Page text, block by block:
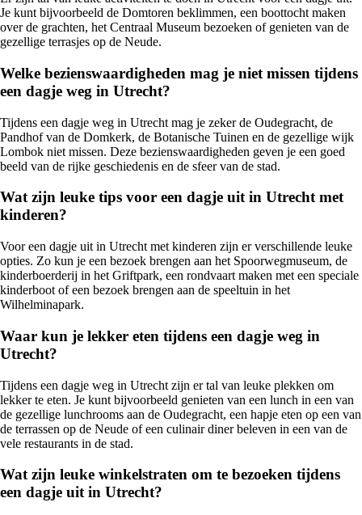
Je kunt bijvoorbeeld de Domtoren beklimmen, een boottocht maken
over de grachten, het Centraal Museum bezoeken of genieten van de
gezellige terrasjes op de Neude.
Welke bezienswaardigheden mag je niet missen tijdens
een dagje weg in Utrecht?
Tijdens een dagje weg in Utrecht mag je zeker de Oudegracht, de
Pandhof van de Domkerk, de Botanische Tuinen en de gezellige wijk
Lombok niet missen. Deze bezienswaardigheden geven je een goed
beeld van de rijke geschiedenis en de sfeer van de stad.
Wat zijn leuke tips voor een dagje uit in Utrecht met
kinderen?
Voor een dagje uit in Utrecht met kinderen zijn er verschillende leuke
opties. Zo kun je een bezoek brengen aan het Spoorwegmuseum, de
kinderboerderij in het Griftpark, een rondvaart maken met een speciale
kinderboot of een bezoek brengen aan de speeltuin in het
Wilhelminapark.
Waar kun je lekker eten tijdens een dagje weg in
Utrecht?
Tijdens een dagje weg in Utrecht zijn er tal van leuke plekken om
lekker te eten. Je kunt bijvoorbeeld genieten van een lunch in een van
de gezellige lunchrooms aan de Oudegracht, een hapje eten op een van
de terrassen op de Neude of een culinair diner beleven in een van de
vele restaurants in de stad.
Wat zijn leuke winkelstraten om te bezoeken tijdens
een dagje uit in Utrecht?